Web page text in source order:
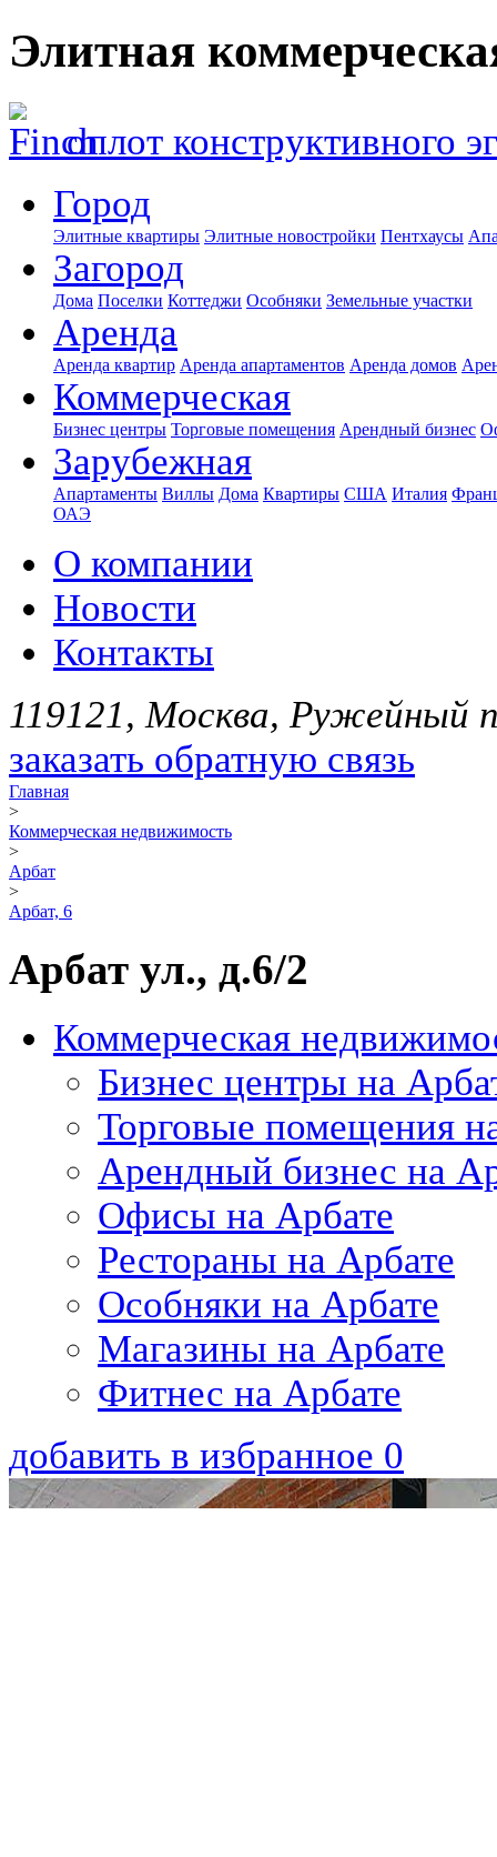
Элитная
оплот конструктивного
Город
Элитные квартиры Элитные новостройки Пентхаусы
Загород
Дома Поселки Коттеджи Особняки Земельные участки
Аренда
Аренда квартир Аренда апартаментов Аренда домов
Коммерческая
Бизнес центры Торговые помещения Арендный бизнес
Зарубежная
Апартаменты Виллы Дома Квартиры США Италия
ОАЭ
О компании
Новости
Контакты
119121, Москва, Ружейный
заказать обратную связь
Главная
>
Коммерческая недвижимость
>
Арбат
>
Арбат, 6
Арбат ул., д.6/2
Коммерческая
Бизнес центры на
Торговые помещения
Арендный бизнес на
Офисы на Арбате
Рестораны на Арбате
Особняки на Арбате
Магазины на Арбате
Фитнес на Арбате
добавить в избранное 0